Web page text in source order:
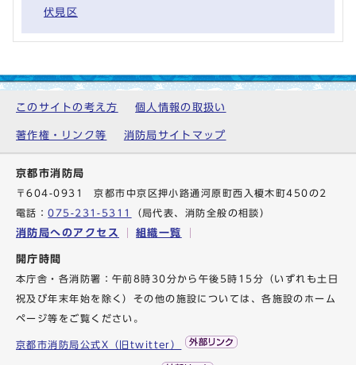
伏見区
このサイトの考え方 個人情報の取扱い
著作権・リンク等 消防局サイトマップ
京都市消防局
〒604-0931 京都市中京区押小路通河原町西入榎木町450の2
電話：075-231-5311 （局代表、消防全般の相談）
消防局へのアクセス 組織一覧
開庁時間
本庁舎・各消防署：午前8時30分から午後5時15分（いずれも土日
祝及び年末年始を除く）その他の施設については、各施設のホーム
ページ等をご覧ください。
京都市消防局公式X（旧twitter）